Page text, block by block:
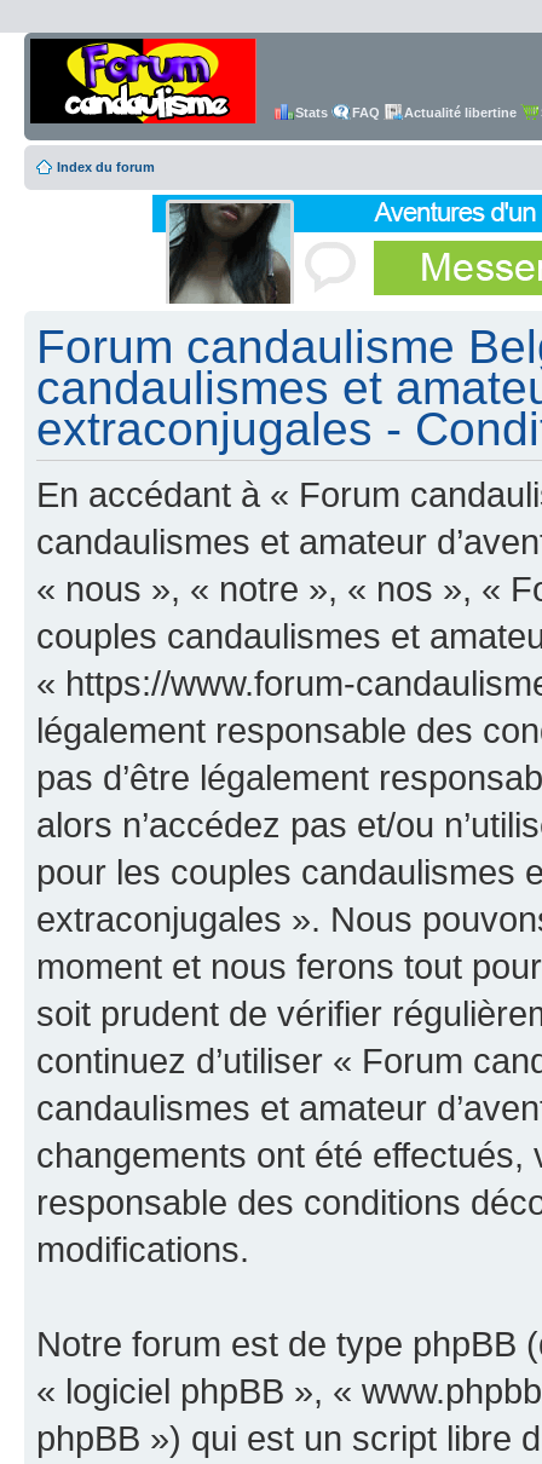
Stats FAQ Actualité libertine
Index du forum
Forum candaulisme
candaulismes et
extraconjugales -
En accédant à « Forum
candaulismes et amateur
« nous », « notre », « nos », «
couples candaulismes et
« https://www.forum-
légalement responsable des
pas d’être légalement
alors n’accédez pas et/ou
pour les couples candaulismes
extraconjugales ». Nous
moment et nous ferons tout
soit prudent de vérifier
continuez d’utiliser « Forum
candaulismes et amateur
changements ont été effectués,
responsable des conditions
modifications.
Notre forum est de type phpBB
« logiciel phpBB », «
phpBB ») qui est un script libre